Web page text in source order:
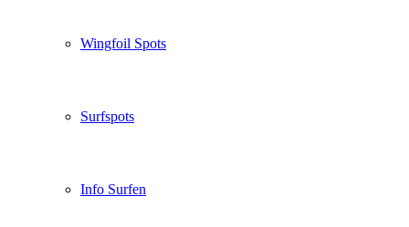
Wingfoil Spots
Surfspots
Info Surfen